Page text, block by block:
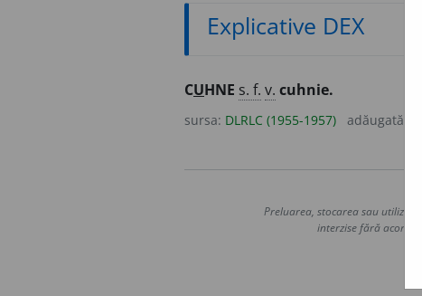
Explicative DEX
CUHNE s. f. v. cuhnie.
sursa: DLRLC (1955-1957) adăugată de
Preluarea, stocarea sau
interzise fără